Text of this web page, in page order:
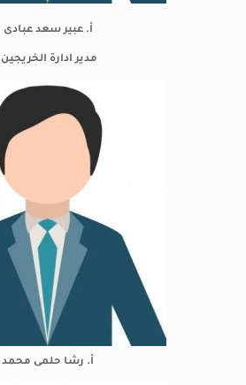
أ. عبير سعد عبادى
مدير ادارة الخريجين
أ. رشا حلمى محمد